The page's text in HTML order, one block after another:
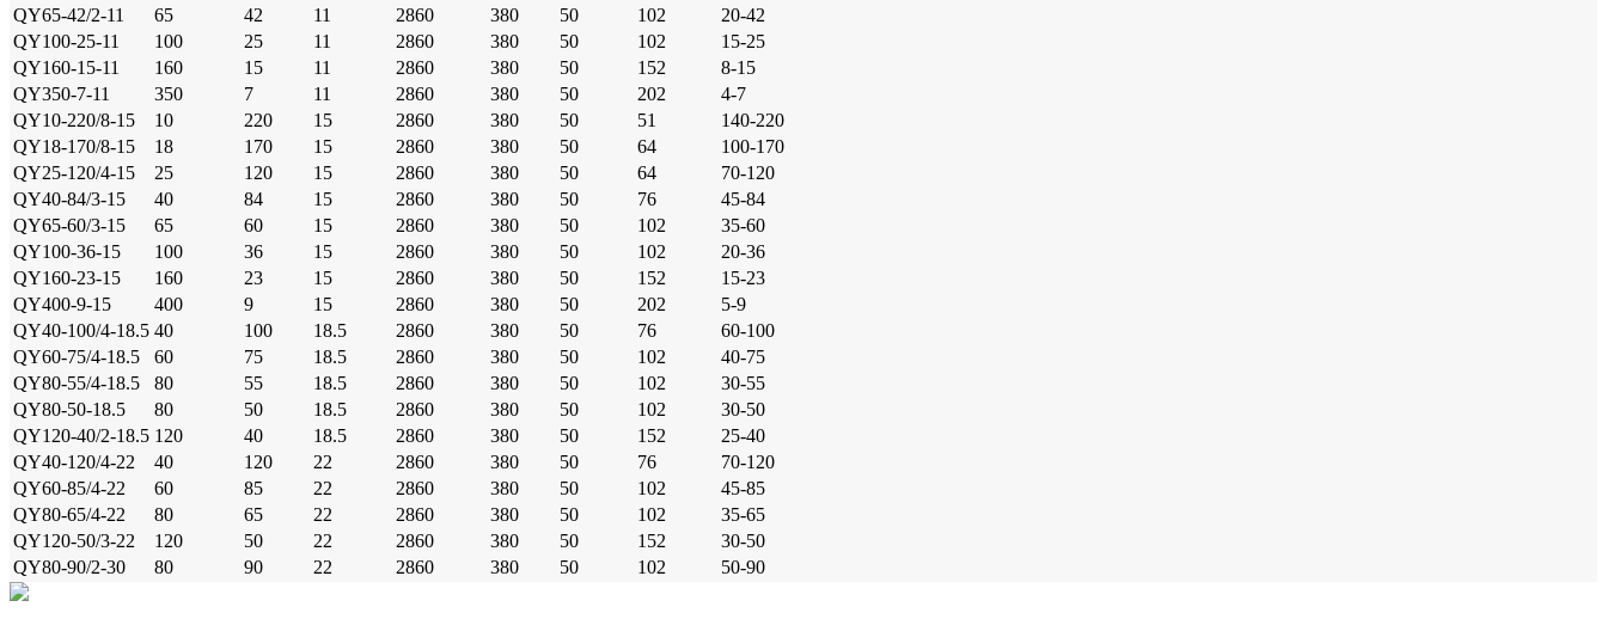
QY65-42/2-11
65 42 11 2860 380 50 102
20-42
QY100-25-11
100 25 11 2860 380 50 102
15-25
QY160-15-11
160 15 11 2860 380 50 152
8-15
QY350-7-11
350 7 11 2860 380 50 202
4-7
QY10-220/8-15
10 220 15 2860 380 50 51
140-220
QY18-170/8-15
18 170 15 2860 380 50 64
100-170
QY25-120/4-15
25 120 15 2860 380 50 64
70-120
QY40-84/3-15
40 84 15 2860 380 50 76
45-84
QY65-60/3-15
65 60 15 2860 380 50 102
35-60
QY100-36-15
100 36 15 2860 380 50 102
20-36
QY160-23-15
160 23 15 2860 380 50 152
15-23
QY400-9-15
400 9 15 2860 380 50 202
5-9
QY40-100/4-18.5 40 100 18.5 2860 380 50 76
60-100
QY60-75/4-18.5
60 75 18.5 2860 380 50 102
40-75
QY80-55/4-18.5
80 55 18.5 2860 380 50 102
30-55
QY80-50-18.5
80 50 18.5 2860 380 50 102
30-50
QY120-40/2-18.5 120 40 18.5 2860 380 50 152
25-40
QY40-120/4-22
40 120 22 2860 380 50 76
70-120
QY60-85/4-22
60 85 22 2860 380 50 102
45-85
QY80-65/4-22
80 65 22 2860 380 50 102
35-65
QY120-50/3-22
120 50 22 2860 380 50 152
30-50
QY80-90/2-30
80 90 22 2860 380 50 102 50-90